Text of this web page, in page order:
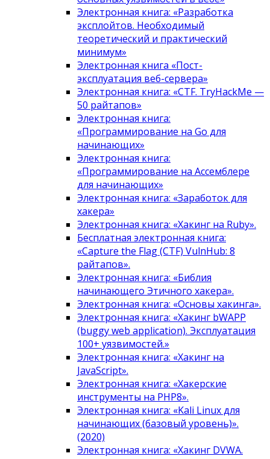
Электронная книга: «Разработка
эксплойтов. Необходимый
теоретический и практический
минимум»
Электронная книга «Пост-
эксплуатация веб-сервера»
Электронная книга: «CTF. TryHackMe —
50 райтапов»
Электронная книга:
«Программирование на Go для
начинающих»
Электронная книга:
«Программирование на Ассемблере
для начинающих»
Электронная книга: «Заработок для
хакера»
Электронная книга: «Хакинг на Ruby».
Бесплатная электронная книга:
«Capture the Flag (CTF) VulnHub: 8
райтапов».
Электронная книга: «Библия
начинающего Этичного хакера».
Электронная книга: «Основы хакинга».
Электронная книга: «Хакинг bWAPP
(buggy web application). Эксплуатация
100+ уязвимостей.»
Электронная книга: «Хакинг на
JavaScript».
Электронная книга: «Хакерские
инструменты на PHP8».
Электронная книга: «Kali Linux для
начинающих (базовый уровень)».
(2020)
Электронная книга: «Хакинг DVWA.